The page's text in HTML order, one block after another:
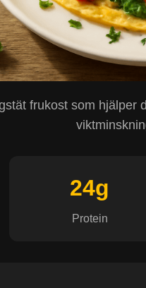
frukost som hjälper
24g
Protein